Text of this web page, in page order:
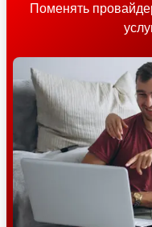
Поменять